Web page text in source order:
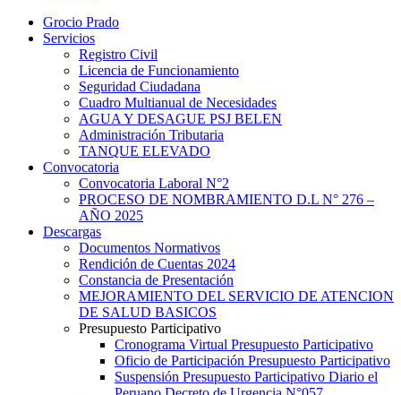
Grocio Prado
Servicios
Registro Civil
Licencia de Funcionamiento
Seguridad Ciudadana
Cuadro Multianual de Necesidades
AGUA Y DESAGUE PSJ BELEN
Administración Tributaria
TANQUE ELEVADO
Convocatoria
Convocatoria Laboral N°2
PROCESO DE NOMBRAMIENTO D.L N° 276 –
AÑO 2025
Descargas
Documentos Normativos
Rendición de Cuentas 2024
Constancia de Presentación
MEJORAMIENTO DEL SERVICIO DE ATENCION
DE SALUD BASICOS
Presupuesto Participativo
Cronograma Virtual Presupuesto Participativo
Oficio de Participación Presupuesto Participativo
Suspensión Presupuesto Participativo Diario el